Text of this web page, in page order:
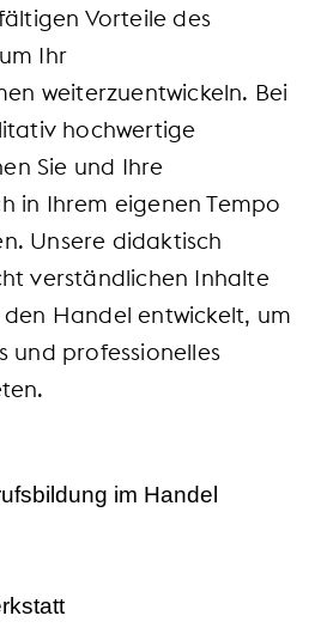
Vorteile des
Ihr
weiterzuentwickeln. Bei
hochwertige
Sie und Ihre
in Ihrem eigenen Tempo
Unsere didaktisch
verständlichen Inhalte
Handel entwickelt, um
und professionelles
im Handel